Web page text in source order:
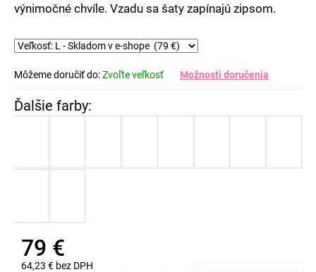
výnimočné chvíle. Vzadu sa šaty zapínajú zipsom.
Môžeme doručiť do:Zvoľte veľkosť Možnosti doručenia
79 €
64,23 € bez DPH